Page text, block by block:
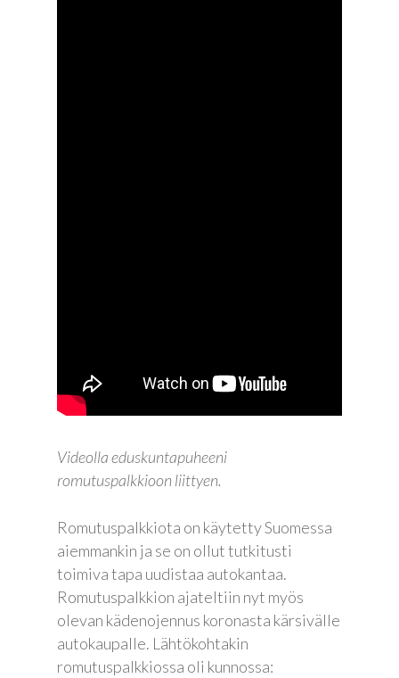
Videolla eduskuntapuheeni
romutuspalkkioon liittyen.
Romutuspalkkiota on käytetty Suomessa
aiemmankin ja se on ollut tutkitusti
toimiva tapa uudistaa autokantaa.
Romutuspalkkion ajateltiin nyt myös
olevan kädenojennus koronasta kärsivälle
autokaupalle. Lähtökohtakin
romutuspalkkiossa oli kunnossa: